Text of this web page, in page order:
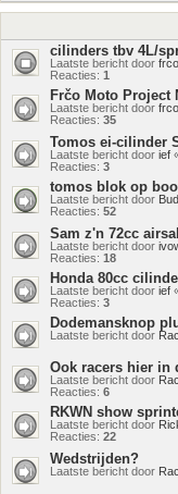
cilinders tbv 4L/
Laatste bericht door
Reacties: 1
Frčo Moto Project
Laatste bericht door
Reacties: 35
Tomos ei-cilinder
Laatste bericht door ief
Reacties: 3
tomos blok op
Laatste bericht door
Reacties: 52
Sam z'n 72cc
Laatste bericht door
Reacties: 18
Honda 80cc
Laatste bericht door ief
Reacties: 3
Dodemansknop
Laatste bericht door
Ook racers hier in
Laatste bericht door
Reacties: 6
RKWN show
Laatste bericht door
Reacties: 22
Wedstrijden?
Laatste bericht door